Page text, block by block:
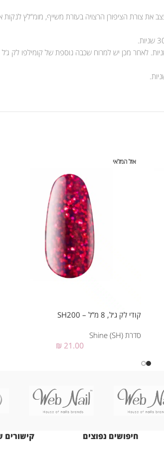
צורת הציפורן הרצויה בעזרת משייף, מומ”לץ לנקות
אזל המלאי
קודי לק ג׳ל, 8 מ”ל – SH200
סדרת Shine (SH)
₪ 21.00
חיפושים נפוצים קישורים